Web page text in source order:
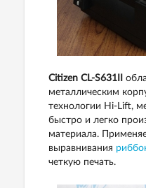
Citizen CL-S631II
металлическим
технологии Hi-Lift,
быстро и легко
материала.
выравнивания
четкую печать.